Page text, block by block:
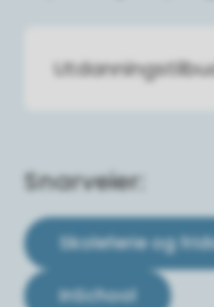
Snarveier:
Skoleferie og
InSchool